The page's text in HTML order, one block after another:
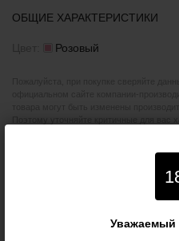
Уважаемый
ОБЩИЕ ХАРАКТЕРИСТИКИ
Розовый
ОТЗЫВЫ О